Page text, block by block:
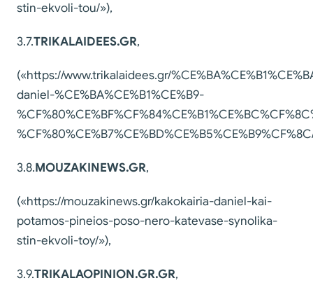
stin-ekvoli-tou/»),
3.7.TRIKALAIDEES.GR,
(«https://www.trikalaidees.gr/
daniel-%CE%BA%CE%B1%CE%B9-
3.8.MOUZAKINEWS.GR,
(«https://mouzakinews.gr/kakokairia-daniel-kai-
potamos-pineios-poso-nero-katevase-synolika-
stin-ekvoli-toy/»),
3.9.TRIKALAOPINION.GR.GR,